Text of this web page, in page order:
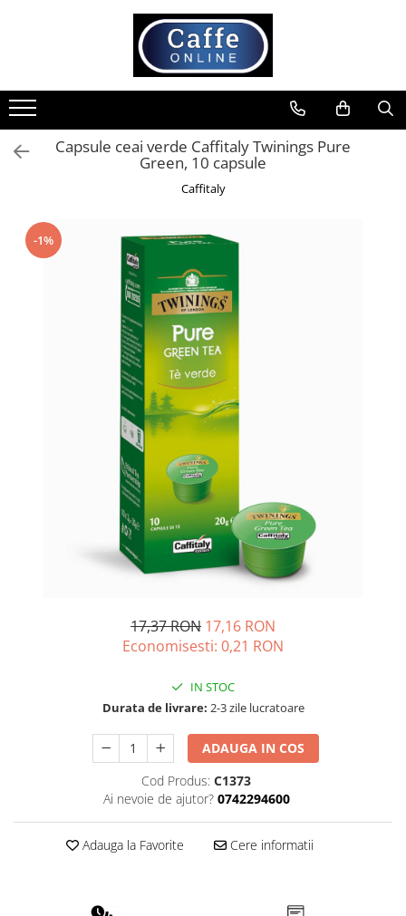
Cafea
Cafea Boabe
Capsule Cafea
Ceai
Espressoare
Aparate Automate
Pahare de cafea
Pliculete Zahar si Miere
Promotii
Stabilizatoare tensiune
Capsule ceai verde Caffitaly Twinings Pure
Green, 10 capsule
Caffitaly
-1%
17,37 RON 17,16 RON
Economisesti: 0,21 RON
IN STOC
Durata de livrare: 2-3 zile lucratoare
ADAUGA IN COS
Cod Produs: C1373
Ai nevoie de ajutor? 0742294600
Adauga la Favorite Cere informatii